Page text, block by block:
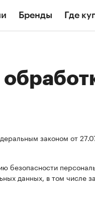
Бренды Где
законом от
безопасности
данных, в том числе